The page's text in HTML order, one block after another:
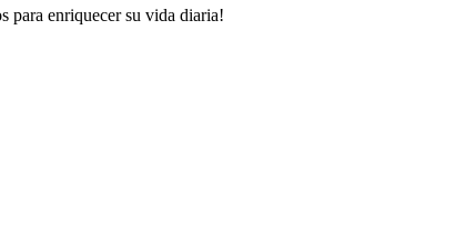
para enriquecer su vida diaria!